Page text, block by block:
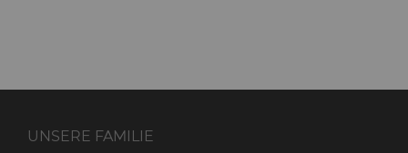
UNSERE FAMILIE